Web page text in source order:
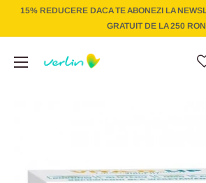
15% REDUCERE DACA TE ABONEZI LA
GRATUIT DE LA 250 RON